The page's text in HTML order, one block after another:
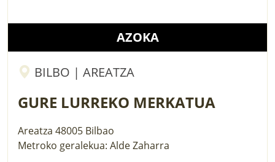
AZOKA
BILBO | AREATZA
GURE LURREKO MERKATUA
Areatza 48005 Bilbao
Metroko geralekua: Alde Zaharra